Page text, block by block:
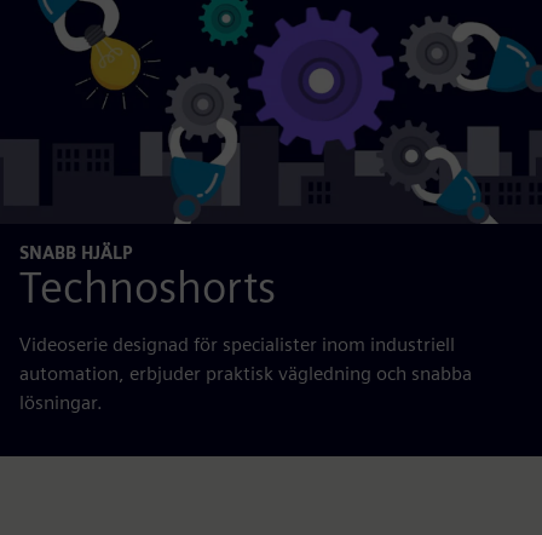
SNABB HJÄLP
Technoshorts
Videoserie designad för specialister inom industriell
automation, erbjuder praktisk vägledning och snabba
lösningar.